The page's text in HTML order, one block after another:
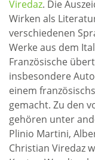
Viredaz. Die
Wirken als
verschiedenen
Werke aus dem
Französische
insbesondere
einem
gemacht. Zu den
gehören unter
Plinio Martini,
Christian Viredaz